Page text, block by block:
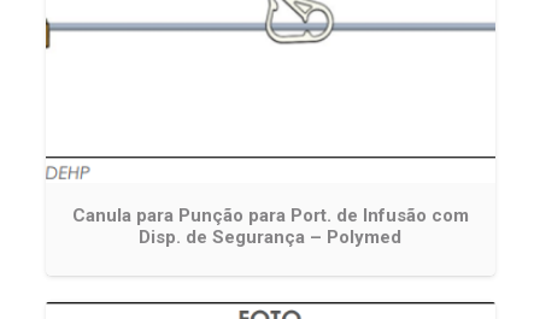
Canula para Punção para Port. de Infusão com
Disp. de Segurança – Polymed